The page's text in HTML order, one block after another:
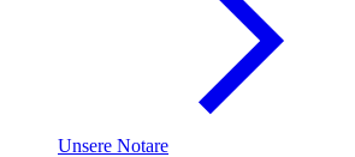
Unsere Notare